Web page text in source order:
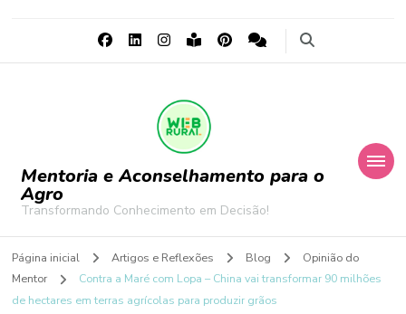
Mentoria e Aconselhamento para o
Agro
Transformando Conhecimento em Decisão!
Página inicial Artigos e Reflexões Blog
Opinião do
Mentor
Contra a Maré com Lopa – China vai transformar 90 milhões
de hectares em terras agrícolas para produzir grãos